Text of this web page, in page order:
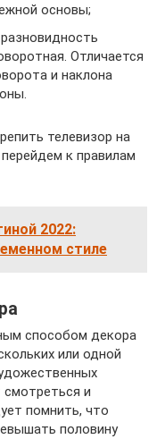
основы;
Отличается
и наклона
телевизор на
к правилам
2022:
стиле
способом декора
или одной
смотреться и
помнить, что
половину